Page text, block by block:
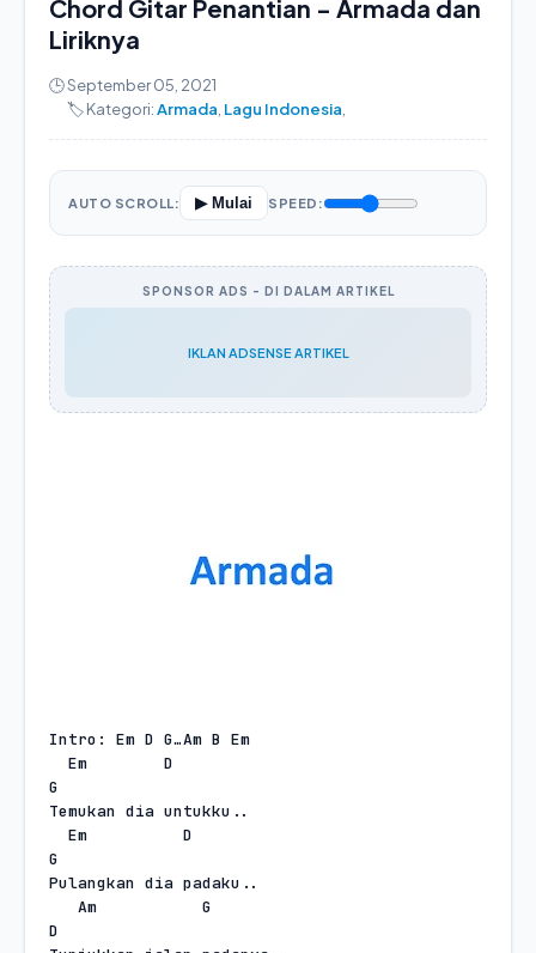
Chord Gitar Penantian - Armada dan
Liriknya
🕒 September 05, 2021
🏷️ Kategori:Armada Lagu Indonesia
AUTO SCROLL: ▶ Mulai SPEED:
SPONSOR ADS - DI DALAM ARTIKEL
IKLAN ADSENSE ARTIKEL
Intro: Em D G…Am B Em
Em
D
G
Temukan dia untukku..
Em
D
G
Pulangkan dia padaku..
Am
G
D